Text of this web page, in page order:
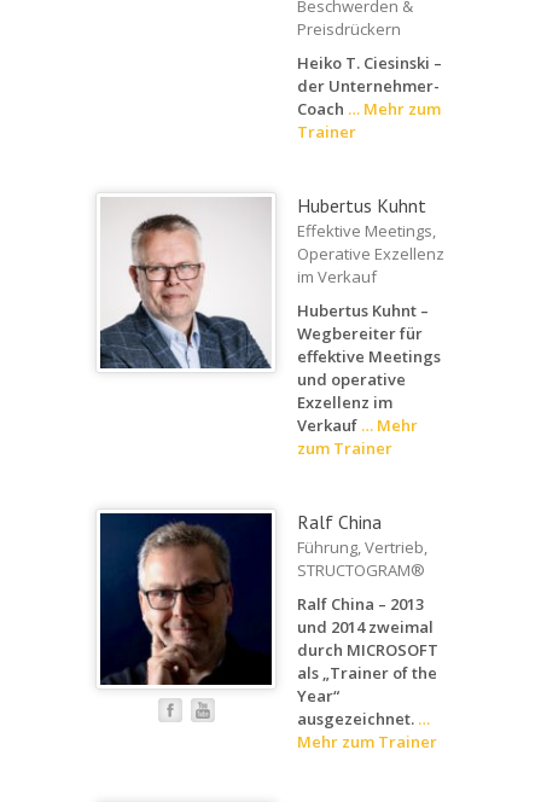
Beschwerden &
Preisdrückern
Heiko T. Ciesinski –
der Unternehmer-
Coach … Mehr zum
Trainer
Hubertus Kuhnt
Effektive Meetings,
Operative Exzellenz
im Verkauf
Hubertus Kuhnt –
Wegbereiter für
effektive Meetings
und operative
Exzellenz im
Verkauf … Mehr
zum Trainer
Ralf China
Führung, Vertrieb,
STRUCTOGRAM®
Ralf China – 2013
und 2014 zweimal
durch MICROSOFT
als „Trainer of the
Year“
ausgezeichnet. …
Mehr zum Trainer